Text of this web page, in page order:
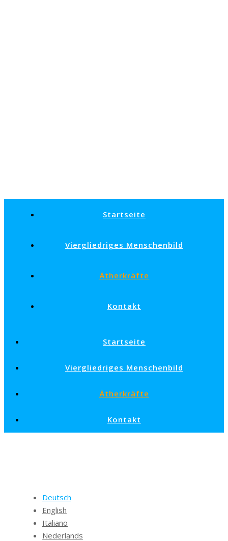
Startseite
Viergliedriges Menschenbild
Ätherkräfte
Kontakt
Startseite
Viergliedriges Menschenbild
Ätherkräfte
Kontakt
Deutsch
English
Italiano
Nederlands